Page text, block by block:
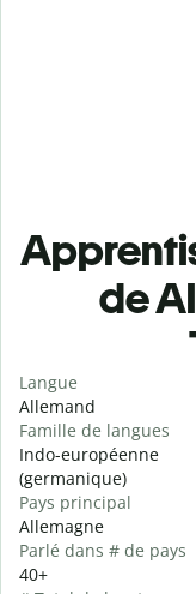
de
Langue
Allemand
Famille de langues
Indo-européenne
(germanique)
Pays principal
Allemagne
Parlé dans # de pays
40+